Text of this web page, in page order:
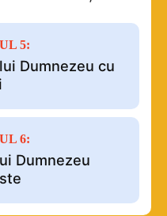
5:
Dumnezeu cu
6:
Dumnezeu